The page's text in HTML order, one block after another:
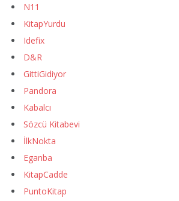
N11
KitapYurdu
Idefix
D&R
GittiGidiyor
Pandora
Kabalcı
Sözcü Kitabevi
İlkNokta
Eganba
KitapCadde
PuntoKitap